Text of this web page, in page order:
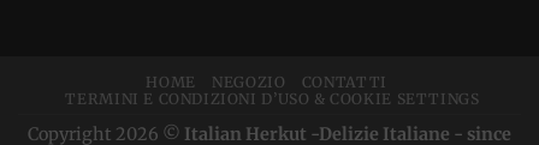
HOME NEGOZIO
CONTATTI
TERMINI E CONDIZIONI D’USO & COOKIE SETTINGS
Copyright 2026 © Italian Herkut -Delizie Italiane - since